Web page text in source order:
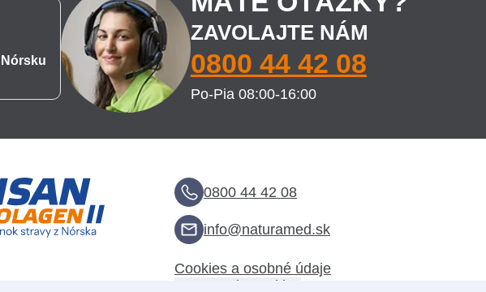
Nórsku
ZAVOLAJTE NÁM
0800 44 42 08
Po-Pia 08:00-16:00
0800 44 42 08
info@naturamed.sk
Cookies a osobné údaje
Nastavenie cookies